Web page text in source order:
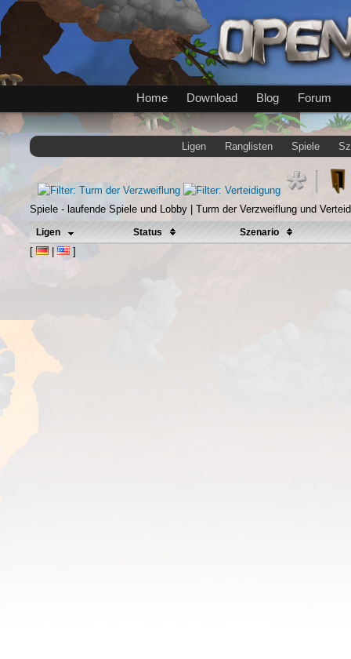
Home Download Blog Forum
Ligen Ranglisten Spiele
Spiele - laufende Spiele und Lobby | Turm der Verzweiflung und
Ligen Status Szenario
[ | ]